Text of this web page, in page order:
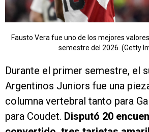
Fausto Vera fue uno de los mejores
semestre del 2026. (Getty
Durante el primer semestre, el
Argentinos Juniors fue una
columna vertebral tanto para
para Coudet. Disputó 20